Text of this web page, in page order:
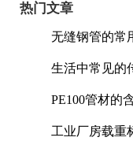
热门文章
无缝钢管的常
生活中常见的
PE100管材的
工业厂房载重